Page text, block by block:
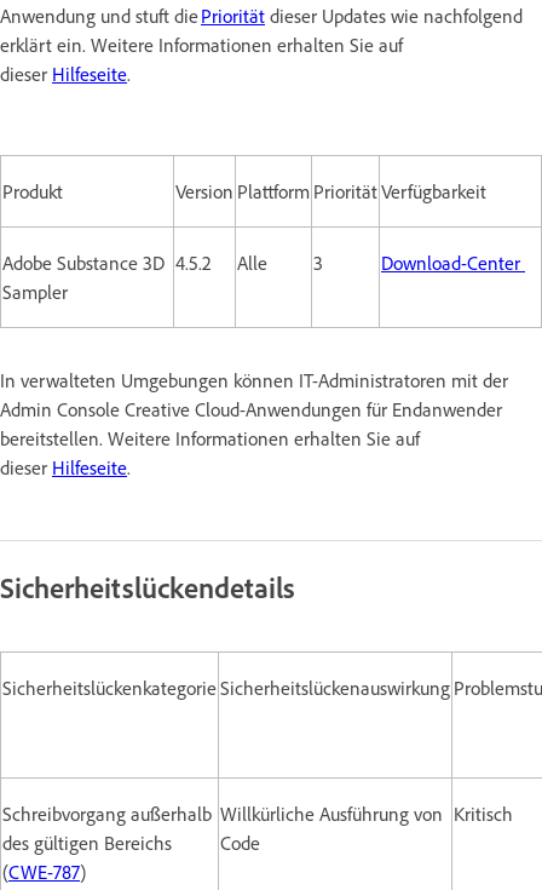
Anwendung und stuft diePriorität dieser Updates wie nachfolgend
erklärt ein. Weitere Informationen erhalten Sie auf
dieser Hilfeseite.
Produkt Version Plattform PrioritätVerfügbarkeit
Adobe Substance 3D
Sampler
4.5.2 Alle 3 Download-Center
In verwalteten Umgebungen können IT-Administratoren mit der
Admin Console Creative Cloud-Anwendungen für Endanwender
bereitstellen. Weitere Informationen erhalten Sie auf
dieser Hilfeseite.
Sicherheitslückendetails
SicherheitslückenkategorieSicherheitslückenauswirkung
Schreibvorgang außerhalb
des gültigen Bereichs
(CWE-787)
Willkürliche Ausführung von
Code
Kritisch